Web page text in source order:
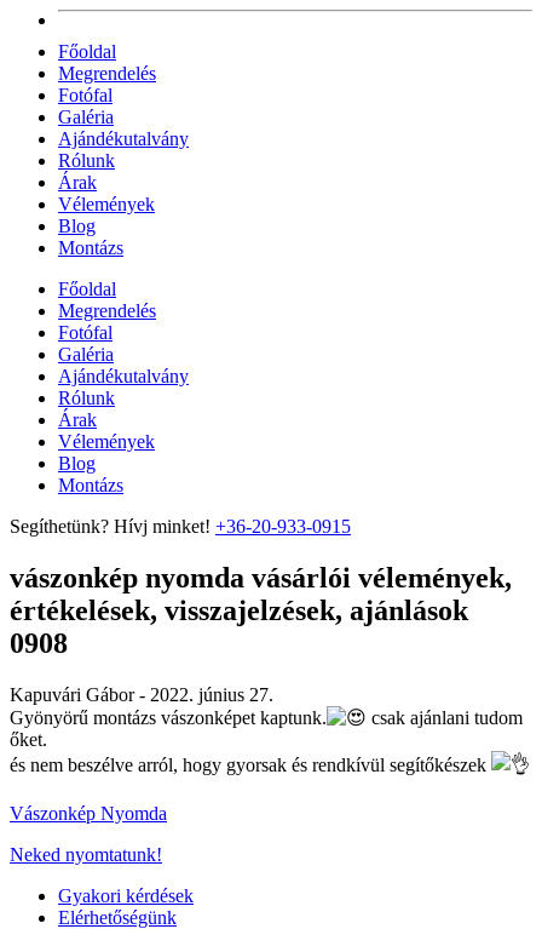
Főoldal
Megrendelés
Fotófal
Galéria
Ajándékutalvány
Rólunk
Árak
Vélemények
Blog
Montázs
Főoldal
Megrendelés
Fotófal
Galéria
Ajándékutalvány
Rólunk
Árak
Vélemények
Blog
Montázs
Segíthetünk? Hívj minket! +36-20-933-0915
vászonkép nyomda vásárlói vélemények,
értékelések, visszajelzések, ajánlások
0908
Kapuvári Gábor - 2022. június 27.
Gyönyörű montázs vászonképet kaptunk.
csak ajánlani tudom
őket.
és nem beszélve arról, hogy gyorsak és rendkívül segítőkészek
Vászonkép Nyomda
Neked nyomtatunk!
Gyakori kérdések
Elérhetőségünk